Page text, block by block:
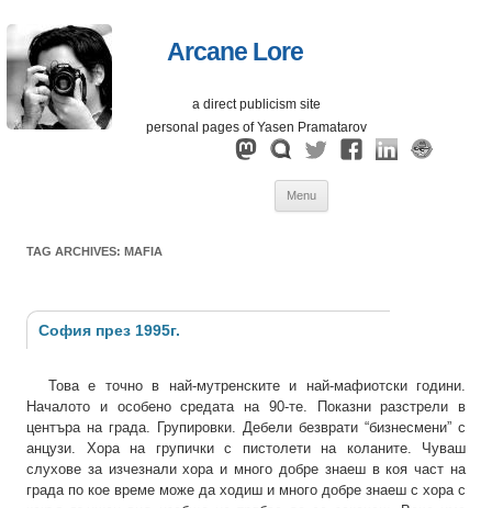
Arcane Lore
a direct publicism site
personal pages of Yasen Pramatarov
Menu
TAG ARCHIVES: MAFIA
София през 1995г.
Това е точно в най-мутренските и най-мафиотски години.
Началото и особено средата на 90-те. Показни разстрели в
центъра на града. Групировки. Дебели безврати “бизнесмени” с
анцузи. Хора на групички с пистолети на коланите. Чуваш
слухове за изчезнали хора и много добре знаеш в коя част на
града по кое време може да ходиш и много добре знаеш с хора с